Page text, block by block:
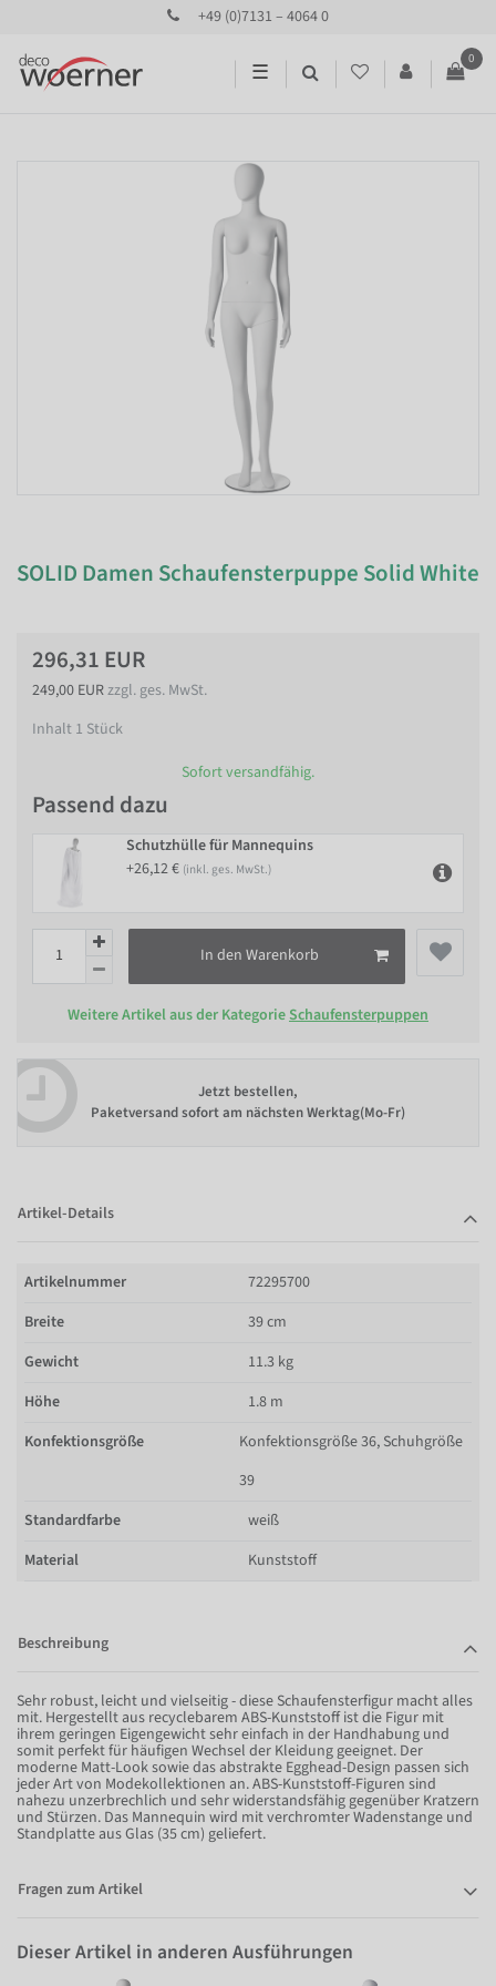
+49 (0)7131 – 4064 0
☰
0
SOLID Damen Schaufensterpuppe Solid White
296,31 EUR
249,00 EURzzgl. ges. MwSt.
Inhalt 1 Stück
Sofort versandfähig.
Passend dazu
Schutzhülle für Mannequins
+26,12 € (inkl. ges. MwSt.)
In den Warenkorb
Weitere Artikel aus der KategorieSchaufensterpuppen
Jetzt bestellen,
Paketversand sofort am nächsten Werktag(Mo-Fr)
Artikel-Details
Artikelnummer
72295700
Breite
39 cm
Gewicht
11.3 kg
Höhe
1.8 m
Konfektionsgröße
Konfektionsgröße 36, Schuhgröße
39
Standardfarbe
weiß
Material
Kunststoff
Beschreibung
Sehr robust, leicht und vielseitig - diese Schaufensterfigur macht alles
mit. Hergestellt aus recyclebarem ABS-Kunststoff ist die Figur mit
ihrem geringen Eigengewicht sehr einfach in der Handhabung und
somit perfekt für häufigen Wechsel der Kleidung geeignet. Der
moderne Matt-Look sowie das abstrakte Egghead-Design passen sich
jeder Art von Modekollektionen an. ABS-Kunststoff-Figuren sind
nahezu unzerbrechlich und sehr widerstandsfähig gegenüber Kratzern
und Stürzen. Das Mannequin wird mit verchromter Wadenstange und
Standplatte aus Glas (35 cm) geliefert.
Fragen zum Artikel
Dieser Artikel in anderen Ausführungen